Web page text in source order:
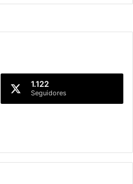
1.122
Seguidores